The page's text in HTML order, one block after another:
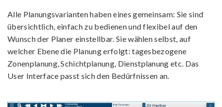
Alle Planungsvarianten haben eines gemeinsam: Sie sind
übersichtlich, einfach zu bedienen und flexibel auf den
Wunsch der Planer einstellbar. Sie wählen selbst, auf
welcher Ebene die Planung erfolgt: tagesbezogene
Zonenplanung, Schichtplanung, Dienstplanung etc. Das
User Interface passt sich den Bedürfnissen an.